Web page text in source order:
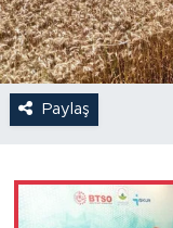
Paylaş